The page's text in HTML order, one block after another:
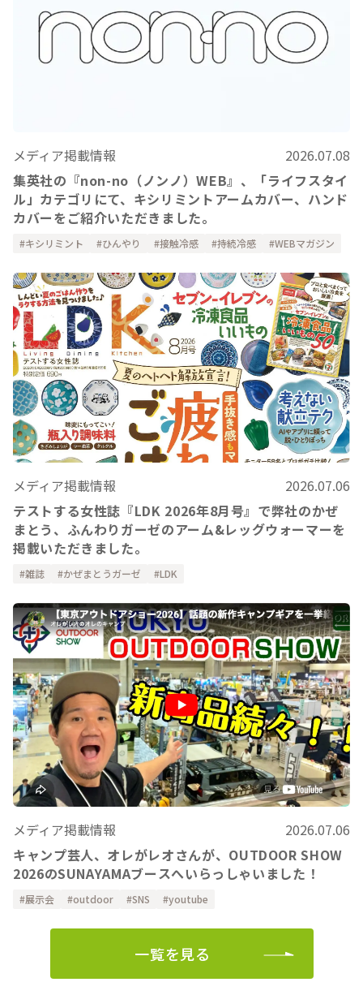
メディア掲載情報
2026.07.08
集英社の『non-no（ノンノ）WEB』、「ライフスタイ
ル」カテゴリにて、キシリミントアームカバー、ハンド
カバーをご紹介いただきました。
キシリミント ひんやり 接触冷感 持続冷感 WEBマガジン
メディア掲載情報
2026.07.06
テストする女性誌『LDK 2026年8月号』で弊社のかぜ
まとう、ふんわりガーゼのアーム&レッグウォーマーを
掲載いただきました。
雑誌 かぜまとうガーゼ LDK
メディア掲載情報
2026.07.06
キャンプ芸人、オレがレオさんが、OUTDOOR SHOW
2026のSUNAYAMAブースへいらっしゃいました！
展示会 outdoor SNS youtube
一覧を見る